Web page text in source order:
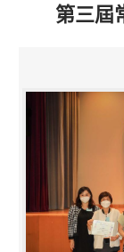
第三